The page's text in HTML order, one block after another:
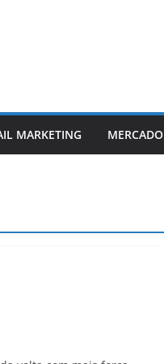
MARKETING MERCADO